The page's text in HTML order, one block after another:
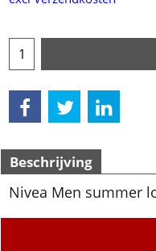
Beschrijving
Nivea Men summer